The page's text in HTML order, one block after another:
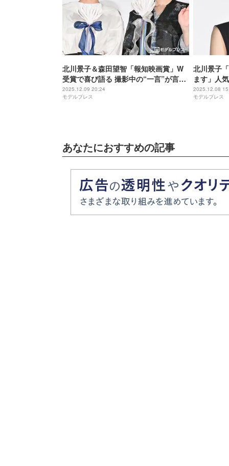
北川景子＆森田望智「報知映画賞」W
受賞で喜び語る 撮影中の“一言”が言霊
に【ナイトフラワー】
2025.12.09 20:24
モデルプレス
北川景子
ます」人
ン公言”の
ヤバい」
2025.12.08
モデルプレス
あなたにおすすめの記事